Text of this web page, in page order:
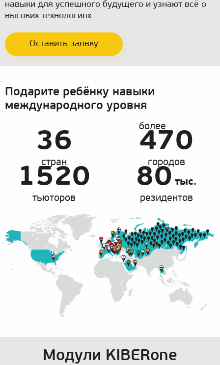
навыки для успешного будущего и узнают всё о
высоких технологиях
Оставить заявку
Подарите ребёнку навыки
международного уровня
36
стран
470
более
городов
1520
тьюторов
80тыс.
резидентов
Модули KIBERone